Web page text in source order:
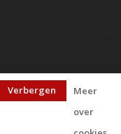
Verbergen
Meer
over